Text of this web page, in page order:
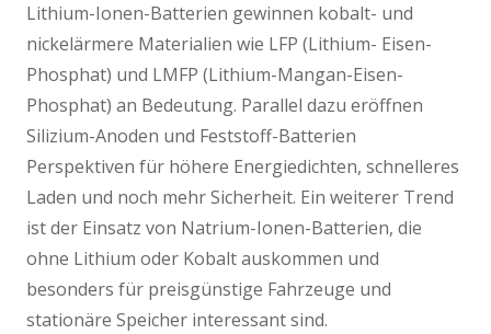
Lithium-Ionen-Batterien gewinnen kobalt- und
nickelärmere Materialien wie LFP (Lithium- Eisen-
Phosphat) und LMFP (Lithium-Mangan-Eisen-
Phosphat) an Bedeutung. Parallel dazu eröffnen
Silizium-Anoden und Feststoff-Batterien
Perspektiven für höhere Energiedichten, schnelleres
Laden und noch mehr Sicherheit. Ein weiterer Trend
ist der Einsatz von Natrium-Ionen-Batterien, die
ohne Lithium oder Kobalt auskommen und
besonders für preisgünstige Fahrzeuge und
stationäre Speicher interessant sind.